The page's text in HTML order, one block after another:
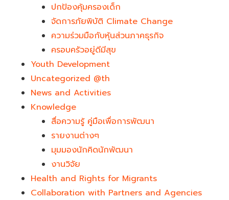
ปกป้องคุ้มครองเด็ก
จัดการภัยพิบัติ Climate Change
ความร่วมมือกับหุ้นส่วนภาคธุรกิจ
ครอบครัวอยู่ดีมีสุข
Youth Development​
Uncategorized @th
News and Activities
Knowledge
สื่อความรู้ คู่มือเพื่อการพัฒนา
รายงานต่างๆ
มุมมองนักคิดนักพัฒนา
งานวิจัย
Health and Rights for Migrants
Collaboration with Partners and Agencies